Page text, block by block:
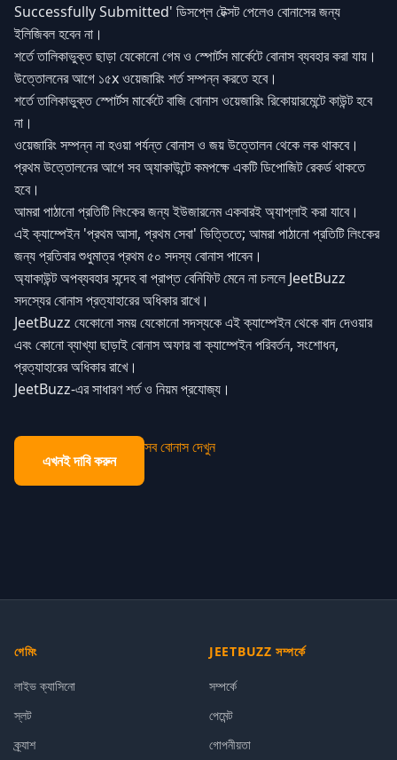
Successfully Submitted' ডিসপ্লে টেক্সট পেলেও বোনাসের জন্য
ইলিজিবল হবেন না।
শর্তে তালিকাভুক্ত ছাড়া যেকোনো গেম ও স্পোর্টস মার্কেটে বোনাস ব্যবহার করা যায়।
উত্তোলনের আগে ১৫x ওয়েজারিং শর্ত সম্পন্ন করতে হবে।
শর্তে তালিকাভুক্ত স্পোর্টস মার্কেটে বাজি বোনাস ওয়েজারিং রিকোয়ারমেন্টে কাউন্ট হবে
না।
ওয়েজারিং সম্পন্ন না হওয়া পর্যন্ত বোনাস ও জয় উত্তোলন থেকে লক থাকবে।
প্রথম উত্তোলনের আগে সব অ্যাকাউন্টে কমপক্ষে একটি ডিপোজিট রেকর্ড থাকতে
হবে।
আমরা পাঠানো প্রতিটি লিংকের জন্য ইউজারনেম একবারই অ্যাপ্লাই করা যাবে।
এই ক্যাম্পেইন 'প্রথম আসা, প্রথম সেবা' ভিত্তিতে; আমরা পাঠানো প্রতিটি লিংকের
জন্য প্রতিবার শুধুমাত্র প্রথম ৫০ সদস্য বোনাস পাবেন।
অ্যাকাউন্ট অপব্যবহার সন্দেহ বা প্রাপ্ত বেনিফিট মেনে না চললে JeetBuzz
সদস্যের বোনাস প্রত্যাহারের অধিকার রাখে।
JeetBuzz যেকোনো সময় যেকোনো সদস্যকে এই ক্যাম্পেইন থেকে বাদ দেওয়ার
এবং কোনো ব্যাখ্যা ছাড়াই বোনাস অফার বা ক্যাম্পেইন পরিবর্তন, সংশোধন,
প্রত্যাহারের অধিকার রাখে।
JeetBuzz-এর সাধারণ শর্ত ও নিয়ম প্রযোজ্য।
এখনই দাবি করুন
সব বোনাস দেখুন
গেমিং
লাইভ ক্যাসিনো
স্লট
ক্র্যাশ
JEETBUZZ সম্পর্কে
সম্পর্কে
পেমেন্ট
গোপনীয়তা